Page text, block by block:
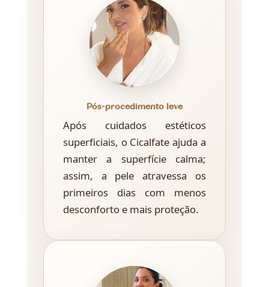
Pós-procedimento leve
Após cuidados estéticos
superficiais, o Cicalfate ajuda a
manter a superfície calma;
assim, a pele atravessa os
primeiros dias com menos
desconforto e mais proteção.